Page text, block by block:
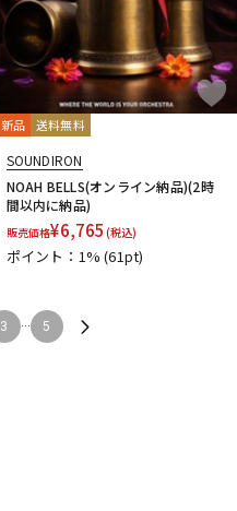
新品 送料無料
SOUNDIRON
NOAH BELLS(オンライン納品)(2時
間以内に納品)
販売価格¥6,765 (税込)
ポイント：1%(61pt)
3 ... 5